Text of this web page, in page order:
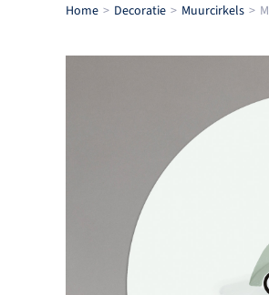
Home Decoratie Muurcirkels